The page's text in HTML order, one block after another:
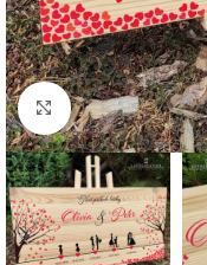
Klikni pre zväčšenie